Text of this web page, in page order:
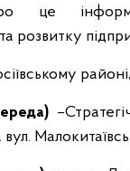
це
розвитку